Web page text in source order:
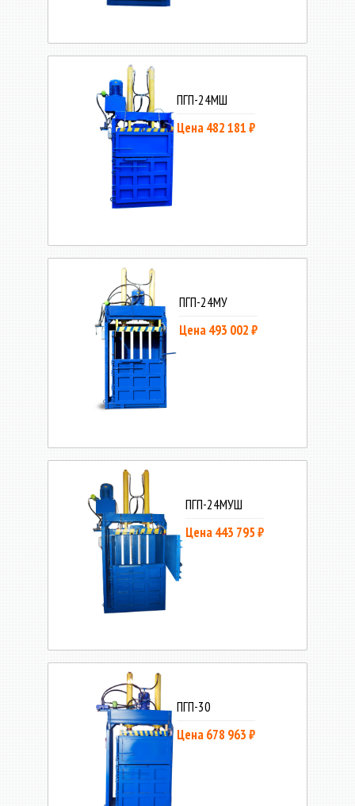
ПГП-24МШ
Цена 482 181 ₽
ПГП-24МУ
Цена 493 002 ₽
ПГП-24МУШ
Цена 443 795 ₽
ПГП-30
Цена 678 963 ₽